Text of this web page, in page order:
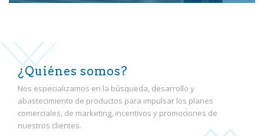
¿Quiénes somos?
Nos especializamos en la búsqueda, desarrollo y
abastecimiento de productos para impulsar los planes
comerciales, de marketing, incentivos y promociones de
nuestros clientes.